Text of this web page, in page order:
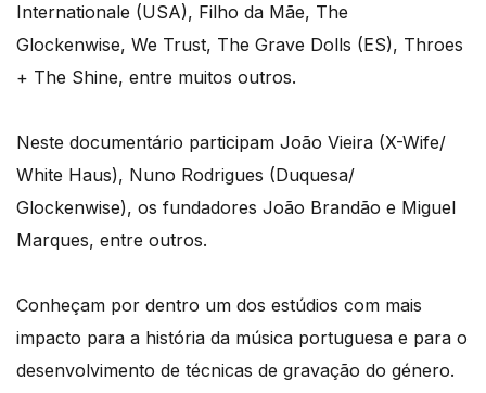
Internationale (USA), Filho da Mãe, The
Glockenwise, We Trust, The Grave Dolls (ES), Throes
+ The Shine, entre muitos outros.
Neste documentário participam João Vieira (X-Wife/
White Haus), Nuno Rodrigues (Duquesa/
Glockenwise), os fundadores João Brandão e Miguel
Marques, entre outros.
Conheçam por dentro um dos estúdios com mais
impacto para a história da música portuguesa e para o
desenvolvimento de técnicas de gravação do género.